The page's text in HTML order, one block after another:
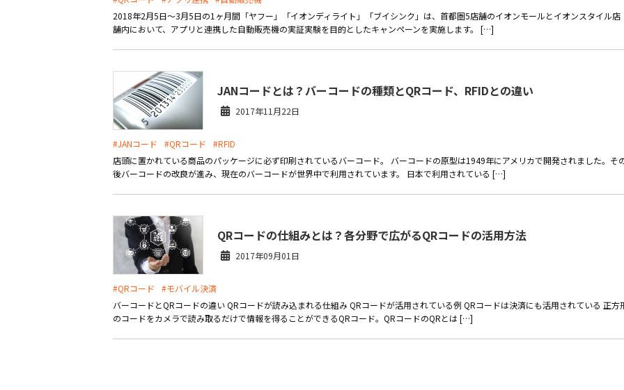
2018年2月5日～3月5日の1ヶ月間「ヤフー」「イオンディライト」「ブイシンク」は、首都圏5店舗のイオンモールとイオンスタイル店
舗内において、アプリと連携した自動販売機の実証実験を目的としたキャンペーンを実施します。 […]
JANコードとは？バーコードの種類とQRコード、RFIDとの違い
2017年11月22日
#JANコード #QRコード
#RFID
店頭に置かれている商品のパッケージに必ず印刷されているバーコード。 バーコードの原型は1949年にアメリカで開発されました。そ
後バーコードの改良が進み、現在のバーコードが世界中で利用されています。 日本で利用されている […]
QRコードの仕組みとは？各分野で広がるQRコードの活用方法
2017年09月01日
#QRコード
#モバイル決済
バーコードとQRコードの違い QRコードが読み込まれる仕組み QRコードが活用されている例 QRコードは決済にも活用されている 正方
のコードをカメラで読み取るだけで情報を得ることができるQRコード。QRコードのQRとは […]